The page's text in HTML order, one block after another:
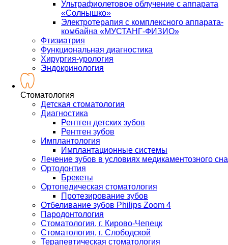
Ультрафиолетовое облучение с аппарата
«Солнышко»
Электротерапия с комплексного аппарата-
комбайна «МУСТАНГ-ФИЗИО»
Фтизиатрия
Функциональная диагностика
Хирургия-урология
Эндокринология
Стоматология
Детская стоматология
Диагностика
Рентген детских зубов
Рентген зубов
Имплантология
Имплантационные системы
Лечение зубов в условиях медикаментозного сна
Ортодонтия
Брекеты
Ортопедическая стоматология
Протезирование зубов
Отбеливание зубов Philips Zoom 4
Пародонтология
Стоматология, г. Кирово-Чепецк
Стоматология, г. Слободской
Терапевтическая стоматология